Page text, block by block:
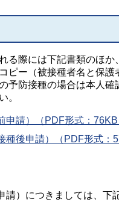
る際には下記書類のほ
ピー（被接種者名と保
予防接種の場合は本人
。
請）（PDF形式：76KB
後申請）（PDF形式：
請）につきましては、下